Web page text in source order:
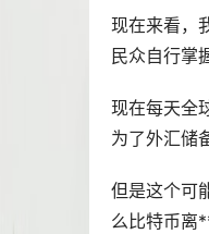
现在来看，
民众自行掌
现在每天全
为了外汇储
但是这个可
么比特币离